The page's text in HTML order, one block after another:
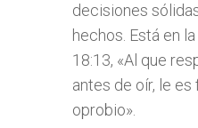
decisiones
hechos. Está en
18:13, «Al que
antes de oír, le es
oprobio».